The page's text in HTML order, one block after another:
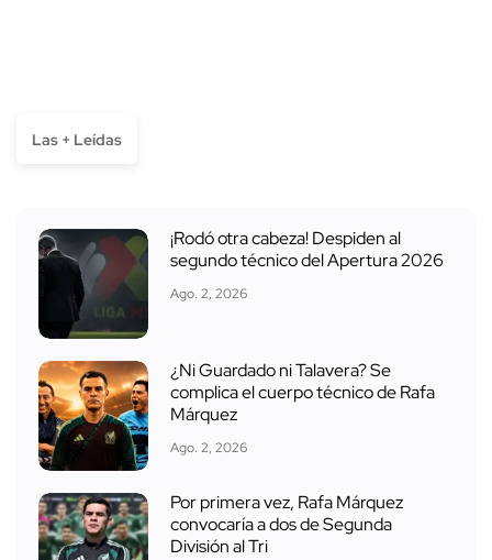
Las + Leídas
¡Rodó otra cabeza! Despiden al
segundo técnico del Apertura 2026
Ago. 2, 2026
¿Ni Guardado ni Talavera? Se
complica el cuerpo técnico de Rafa
Márquez
Ago. 2, 2026
Por primera vez, Rafa Márquez
convocaría a dos de Segunda
División al Tri